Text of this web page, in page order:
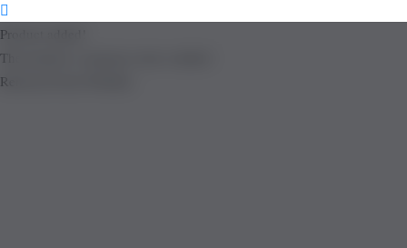
Product added!
The product is already in the wishlist!
Removed from Wishlist